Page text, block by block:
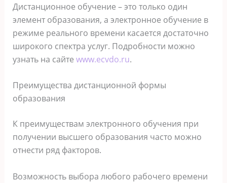
Дистанционное обучение – это только один
элемент образования, а электронное обучение в
режиме реального времени касается достаточно
широкого спектра услуг. Подробности можно
узнать на сайте www.ecvdo.ru.
Преимущества дистанционной формы
образования
К преимуществам электронного обучения при
получении высшего образования часто можно
отнести ряд факторов.
Возможность выбора любого рабочего времени